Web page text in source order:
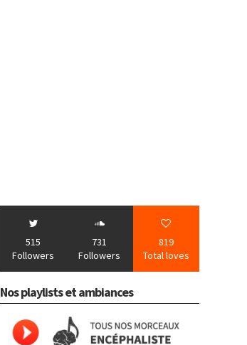
515
Followers
731
Followers
819
Total loves
Nos playlists et ambiances